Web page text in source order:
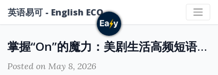
英语易可 - English ECO
掌握“On”的魔力：美剧生活高频短语，让你开口就像地道老外！
Posted on May 8, 2026